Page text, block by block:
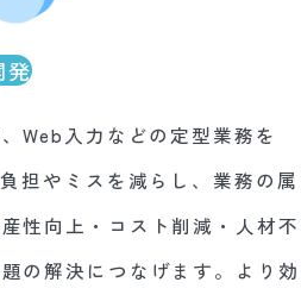
発
Web入力などの定型業務を
担やミスを減らし、業務の属
性向上・コスト削減・人材不
の解決につなげます。より効